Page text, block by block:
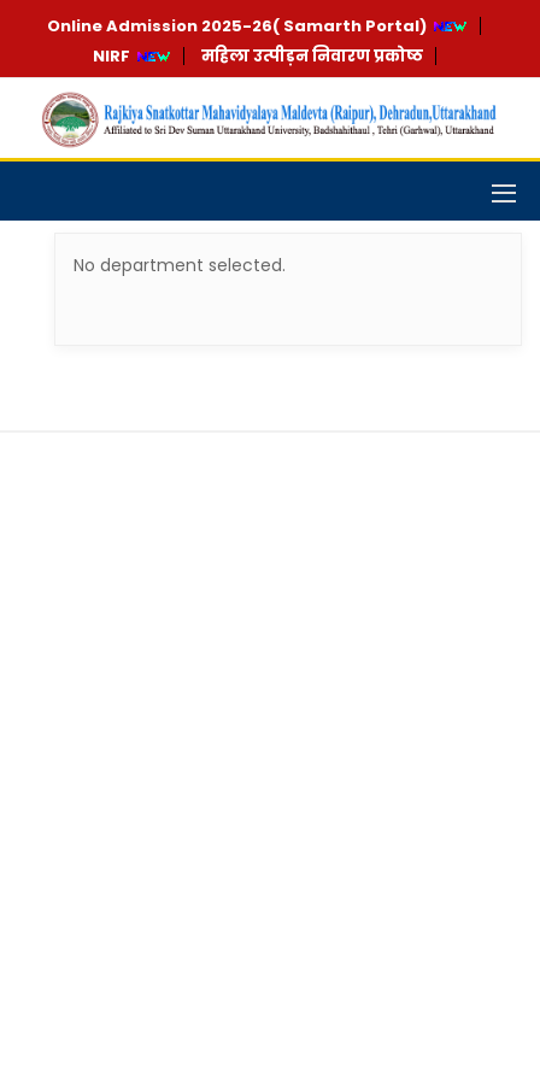
Online Admission 2025-26( Samarth Portal)
NIRF
महिला उत्पीड़न निवारण प्रकोष्ठ
No department selected.